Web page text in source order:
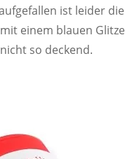
ist leider
einem blauen
so deckend.